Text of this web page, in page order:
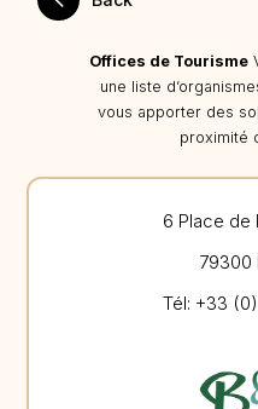
Offices de Tourisme
une liste
vous apporter des
proximité
6 Place de
79300
Tél: +33